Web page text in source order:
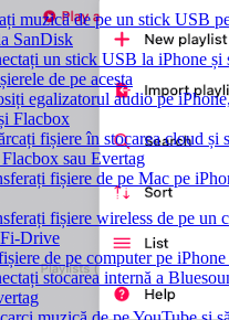
muzică de pe un stick USB
SanDisk
un stick USB la iPhone și
de pe acesta
egalizatorul audio pe
Flacbox
fișiere în stocarea cloud și
sau Evertag
fișiere de pe Mac pe
fișiere wireless de pe un
Drive
de pe computer pe
stocarea internă a